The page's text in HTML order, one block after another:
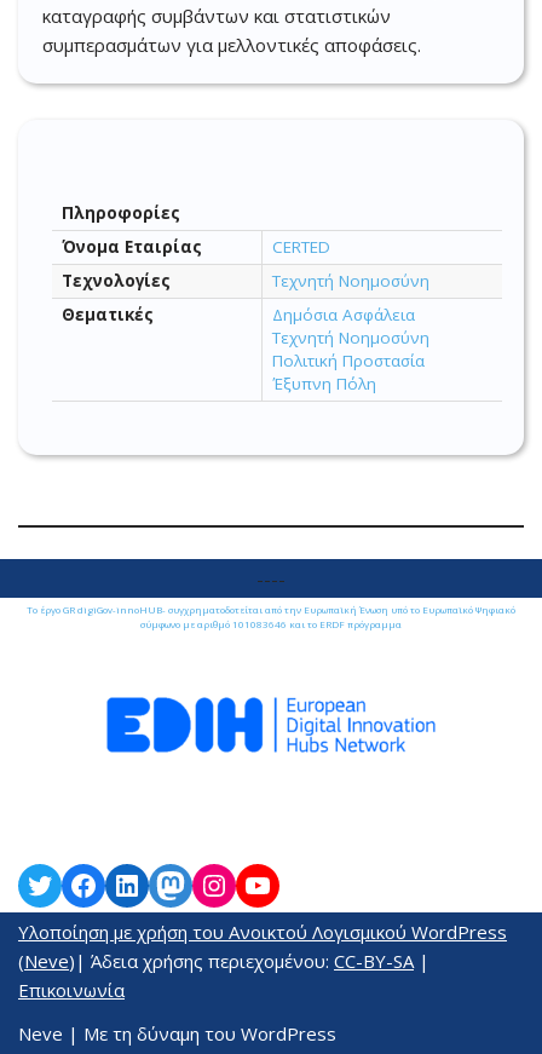
καταγραφής συμβάντων και στατιστικών
συμπερασμάτων για μελλοντικές αποφάσεις.
Πληροφορίες
Όνομα Εταιρίας
CERTED
Τεχνολογίες
Τεχνητή Νοημοσύνη
Θεματικές
Δημόσια Ασφάλεια
Τεχνητή Νοημοσύνη
Πολιτική Προστασία
Έξυπνη Πόλη
----
Το έργο GR digiGov-innoHUB- συγχρηματοδοτείται από την Ευρωπαϊκή Ένωση υπό το Ευρωπαϊκό Ψηφιακό
σύμφωνο με αριθμό 101083646 και το ERDF πρόγραμμα
Υλοποίηση με χρήση του Ανοικτού Λογισμικού WordPress
(Neve)| Άδεια χρήσης περιεχομένου: CC-BY-SA|
Επικοινωνία
Neve | Με τη δύναμη του WordPress